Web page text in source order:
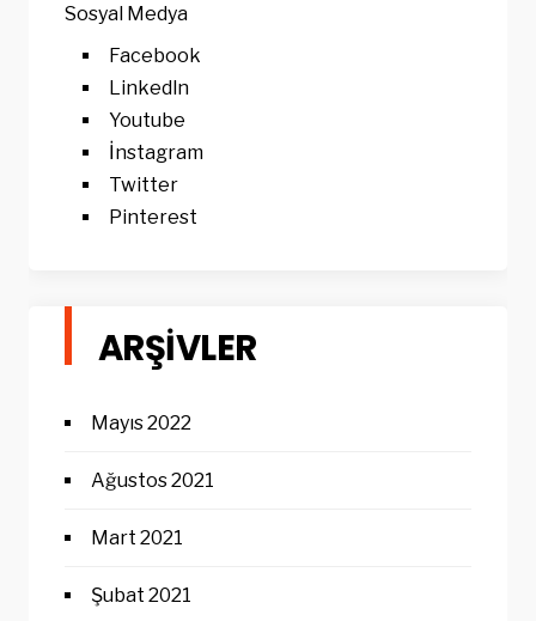
Sosyal Medya
Facebook
Linkedln
Youtube
İnstagram
Twitter
Pinterest
ARŞIVLER
Mayıs 2022
Ağustos 2021
Mart 2021
Şubat 2021